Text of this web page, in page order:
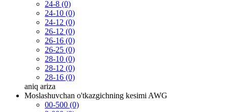
24-8 (0)
24-10 (0)
24-12 (0)
26-12 (0)
26-16 (0)
26-25 (0)
28-10 (0)
28-12 (0)
28-16 (0)
aniq ariza
Moslashuvchan o'tkazgichning kesimi AWG
00-500 (0)